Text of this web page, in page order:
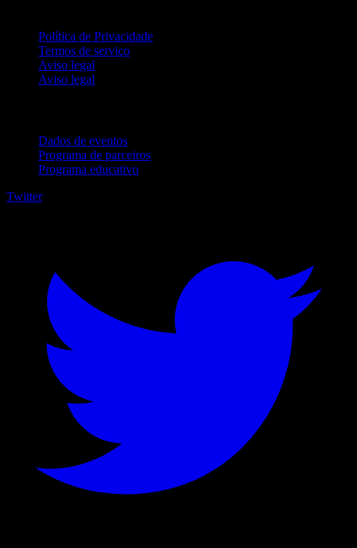
Política de Privacidade
Termos de serviço
Aviso legal
Aviso legal
Dados de eventos
Programa de parceiros
Programa educativo
Twitter